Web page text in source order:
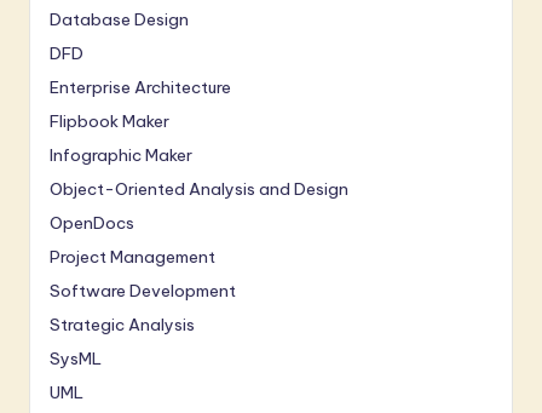
Database Design
DFD
Enterprise Architecture
Flipbook Maker
Infographic Maker
Object-Oriented Analysis and Design
OpenDocs
Project Management
Software Development
Strategic Analysis
SysML
UML